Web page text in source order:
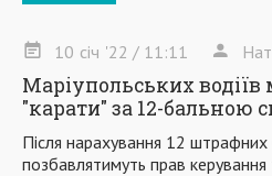
10 січ '22 / 11:11
Маріупольських
"карати" за 12-бальною
Після нарахування 12 штрафних
позбавлятимуть прав